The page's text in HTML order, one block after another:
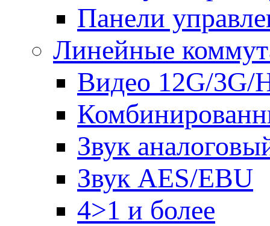
Панели
Линейные
Видео 12G/3G/
Звук
Звук AES/EBU
4>1 и более